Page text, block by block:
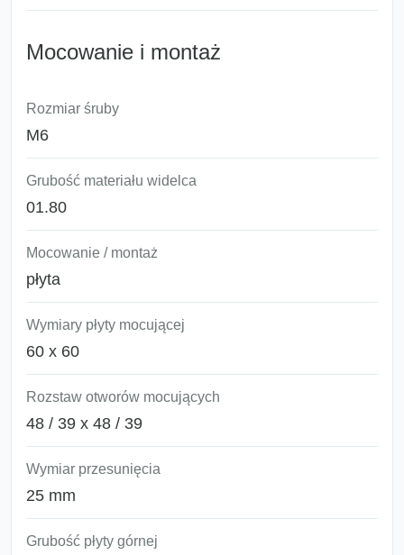
Mocowanie i montaż
Rozmiar śruby
M6
Grubość materiału widelca
01.80
Mocowanie / montaż
płyta
Wymiary płyty mocującej
60 x 60
Rozstaw otworów mocujących
48 / 39 x 48 / 39
Wymiar przesunięcia
25 mm
Grubość płyty górnej